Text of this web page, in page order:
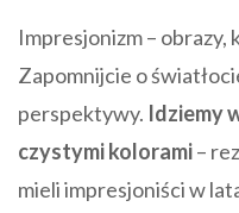
Impresjonizm –
Zapomnijcie o
perspektywy. Idziemy
czystymi kolorami–
mieli impresjoniści w